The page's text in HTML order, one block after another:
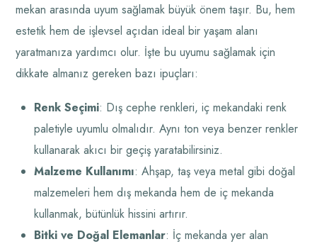
mekan arasında uyum sağlamak büyük önem taşır. Bu, hem
estetik hem de işlevsel açıdan ideal bir yaşam alanı
yaratmanıza yardımcı olur. İşte bu uyumu sağlamak için
dikkate almanız gereken bazı ipuçları:
Renk Seçimi: Dış cephe renkleri, iç mekandaki renk
paletiyle uyumlu olmalıdır. Aynı ton veya benzer renkler
kullanarak akıcı bir geçiş yaratabilirsiniz.
Malzeme Kullanımı: Ahşap, taş veya metal gibi doğal
malzemeleri hem dış mekanda hem de iç mekanda
kullanmak, bütünlük hissini artırır.
Bitki ve Doğal Elemanlar: İç mekanda yer alan